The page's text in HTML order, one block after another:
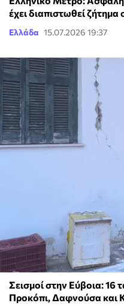
έχει διαπιστωθεί ζήτημα
Ελλάδα 15.07.2026 19:37
Σεισμοί στην Εύβοια: 16
Προκόπι, Δαφνούσα και